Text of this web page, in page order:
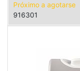
Próximo a agotarse
916301